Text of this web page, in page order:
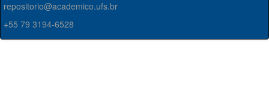
repositorio@academico.ufs.br
+55 79 3194-6528